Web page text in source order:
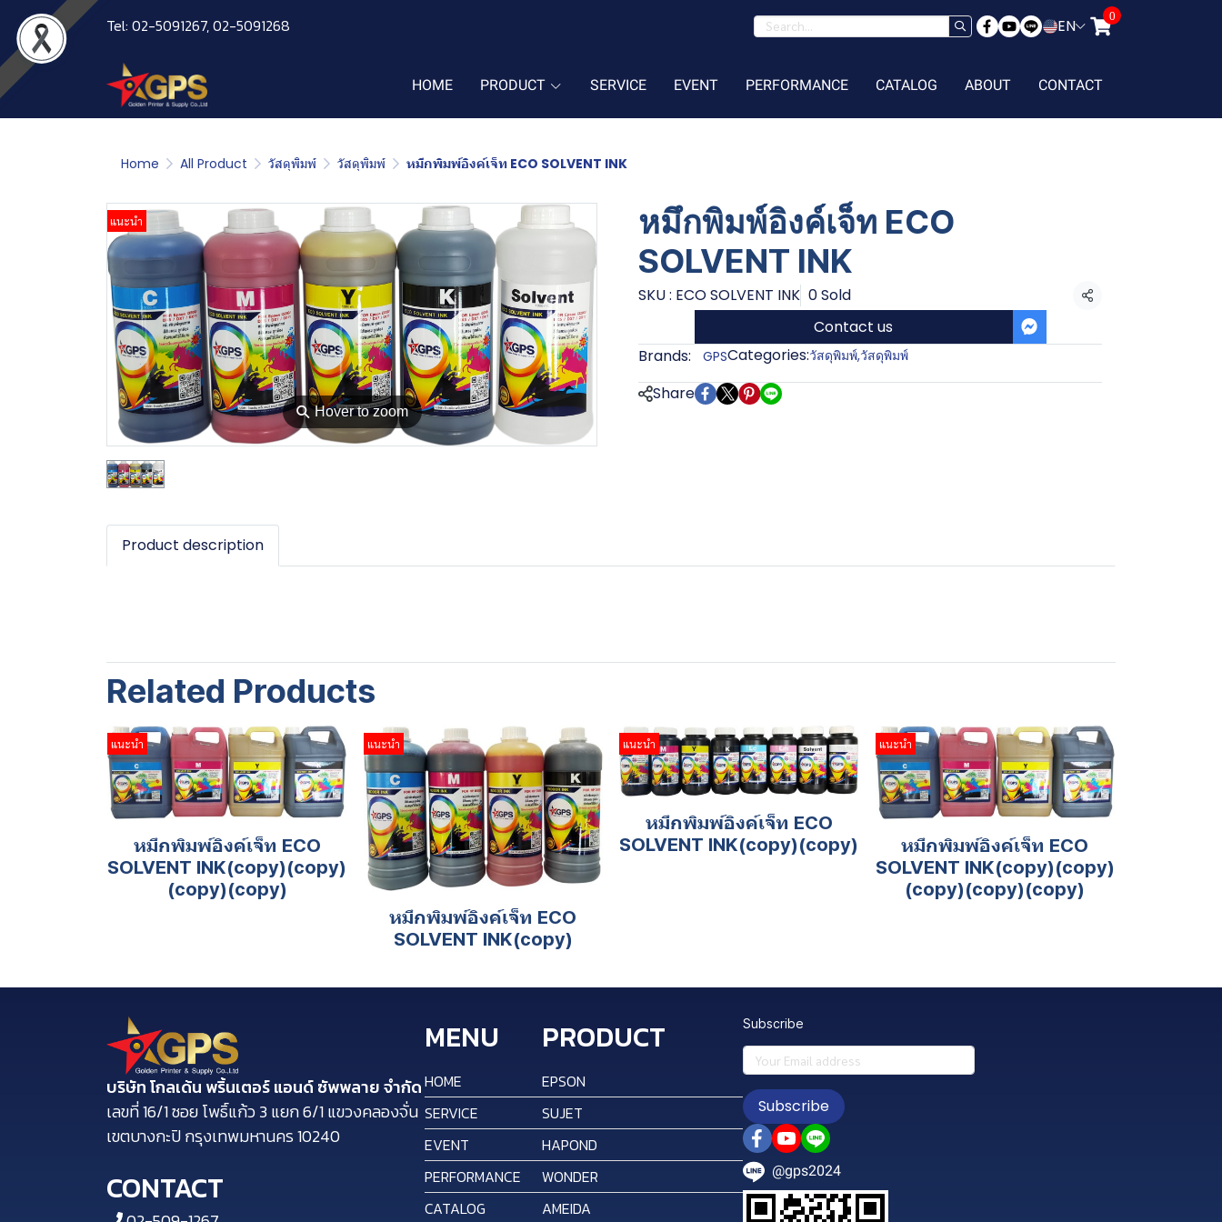
Tel: 02-5091267, 02-5091268 EN
0
HOME PRODUCT SERVICE EVENT PERFORMANCE CATALOG ABOUT CONTACT
Home All Product วัสดุพิมพ์ วัสดุพิมพ์ หมึกพิมพ์อิงค์เจ็ท ECO SOLVENT INK
⚲Hover to zoom
แนะนำ
หมึกพิมพ์อิงค์เจ็ท ECO
SOLVENT INK
SKU : ECO SOLVENT INK 0 Sold
Share
Contact us
Brands:
GPSCategories:วัสดุพิมพ์,วัสดุพิมพ์
Share
Product description
Related Products
แนะนำ
หมึกพิมพ์อิงค์เจ็ท ECO
SOLVENT INK(copy)(copy)
(copy)(copy)
แนะนำ
หมึกพิมพ์อิงค์เจ็ท ECO
SOLVENT INK(copy)
แนะนำ
หมึกพิมพ์อิงค์เจ็ท ECO
SOLVENT INK(copy)(copy)
แนะนำ
หมึกพิมพ์อิงค์เจ็ท ECO
SOLVENT INK(copy)(copy)
(copy)(copy)(copy)
บริษัท โกลเด้น พริ้นเตอร์ แอนด์ ซัพพลาย จำกัด
​เลขที่ 16/1 ซอย โพธิ์แก้ว 3 แยก 6/1 แขวงคลองจั่น
เขตบางกะปิ กรุงเทพมหานคร 10240
CONTACT
MENU
HOME
SERVICE
EVENT
PERFORMANCE
CATALOG
PRODUCT
EPSON
SUJET
HAPOND
WONDER
AMEIDA
Subscribe
Subscribe
@gps2024